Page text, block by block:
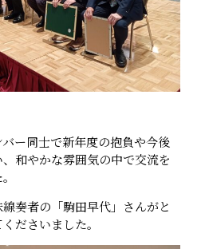
ー同士で新年度の抱負や今後
和やかな雰囲気の中で交流を
奏者の「駒田早代」さんがと
ださいました。